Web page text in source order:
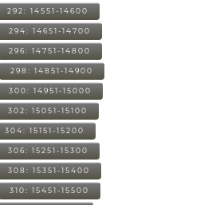
292: 14551-14600
294: 14651-14700
296: 14751-14800
298: 14851-14900
300: 14951-15000
302: 15051-15100
304: 15151-15200
306: 15251-15300
308: 15351-15400
310: 15451-15500